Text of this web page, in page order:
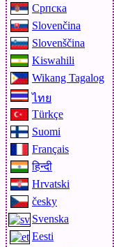
Српска
Slovenčina
Slovenščina
Kiswahili
Wikang Tagalog
ไทย
Türkçe
Suomi
Français
हिन्दी
Hrvatski
česky
Svenska
Eesti